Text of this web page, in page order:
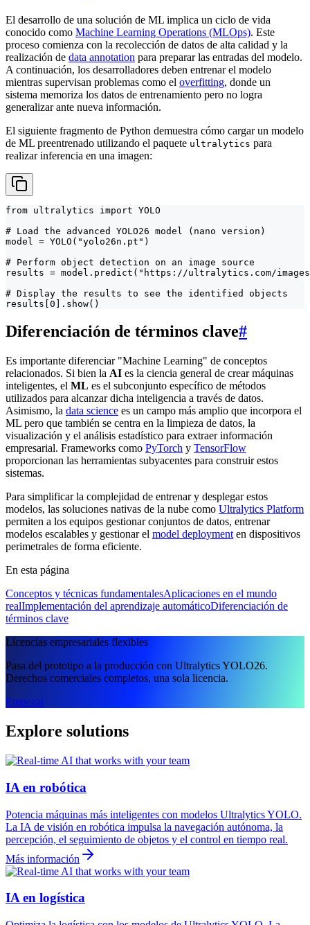
El desarrollo de una solución de ML implica un ciclo de vida
conocido como Machine Learning Operations (MLOps). Este
proceso comienza con la recolección de datos de alta calidad y la
realización de data annotation para preparar las entradas del modelo.
A continuación, los desarrolladores deben entrenar el modelo
mientras supervisan problemas como el overfitting, donde un
sistema memoriza los datos de entrenamiento pero no logra
generalizar ante nueva información.
El siguiente fragmento de Python demuestra cómo cargar un modelo
de ML preentrenado utilizando el paquete ultralytics para
realizar inferencia en una imagen:
from ultralytics import YOLO
# Load the advanced YOLO26 model (nano version)
model = YOLO("yolo26n.pt")
# Perform object detection on an image source
results = model.predict("https://ultralytics.com/
# Display the results to see the identified objects
results[0].show()
Diferenciación de términos clave#
Es importante diferenciar "Machine Learning" de conceptos
relacionados. Si bien la AI es la ciencia general de crear máquinas
inteligentes, el ML es el subconjunto específico de métodos
utilizados para alcanzar dicha inteligencia a través de datos.
Asimismo, la data science es un campo más amplio que incorpora el
ML pero que también se centra en la limpieza de datos, la
visualización y el análisis estadístico para extraer información
empresarial. Frameworks como PyTorch y TensorFlow
proporcionan las herramientas subyacentes para construir estos
sistemas.
Para simplificar la complejidad de entrenar y desplegar estos
modelos, las soluciones nativas de la nube como Ultralytics Platform
permiten a los equipos gestionar conjuntos de datos, entrenar
modelos escalables y gestionar el model deployment en dispositivos
perimetrales de forma eficiente.
En esta página
Conceptos y técnicas fundamentalesAplicaciones en el mundo
realImplementación del aprendizaje automáticoDiferenciación de
términos clave
Licencias empresariales flexibles
Pasa del prototipo a la producción con Ultralytics YOLO26.
Derechos comerciales completos, una sola licencia.
Empezar
Explore solutions
IA en robótica
Potencia máquinas más inteligentes con modelos Ultralytics YOLO.
La IA de visión en robótica impulsa la navegación autónoma, la
percepción, el seguimiento de objetos y el control en tiempo real.
Más información
IA en logística